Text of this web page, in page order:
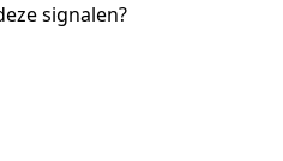
signalen?